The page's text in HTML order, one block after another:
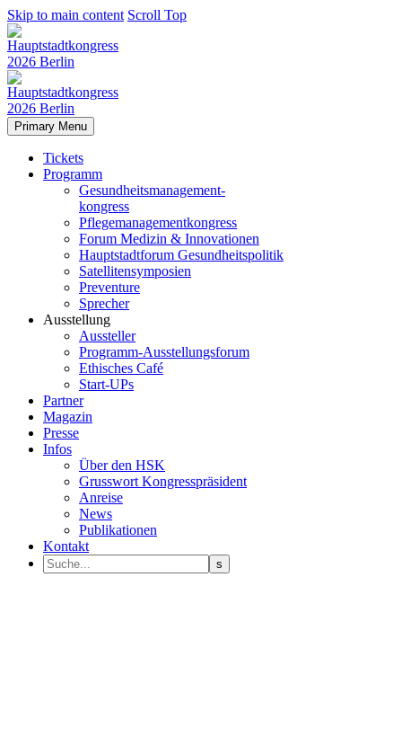
Skip to main content Scroll Top
Primary Menu
Tickets
Programm
Gesundheitsmanagement-
kongress
Pflegemanagementkongress
Forum Medizin & Innovationen
Hauptstadtforum Gesundheitspolitik
Satellitensymposien
Preventure
Sprecher
Ausstellung
Aussteller
Programm-Ausstellungsforum
Ethisches Café
Start-UPs
Partner
Magazin
Presse
Infos
Über den HSK
Grusswort Kongresspräsident
Anreise
News
Publikationen
Kontakt